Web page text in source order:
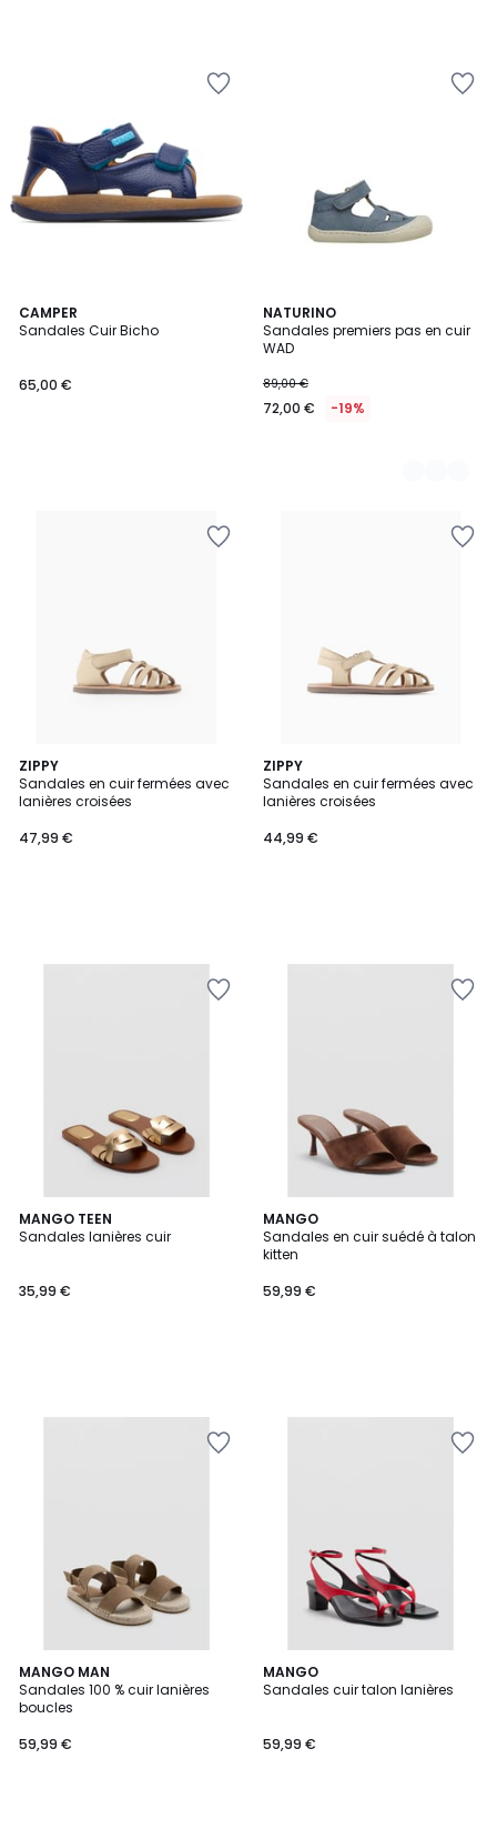
CAMPER
Sandales Cuir Bicho
65,00 €
NATURINO
Sandales premiers pas en cuir
WAD
89,00 €
72,00 € -19%
3
Couleurs
ZIPPY
Sandales en cuir fermées avec
lanières croisées
47,99 €
ZIPPY
Sandales en cuir fermées avec
lanières croisées
44,99 €
MANGO TEEN
Sandales lanières cuir
35,99 €
MANGO
Sandales en cuir suédé à talon
kitten
59,99 €
MANGO MAN
Sandales 100 % cuir lanières
boucles
59,99 €
MANGO
Sandales cuir talon lanières
59,99 €